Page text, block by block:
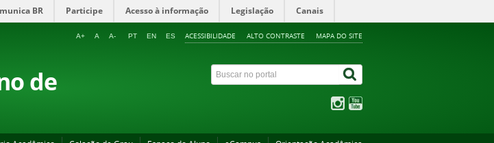
BR Participe Acesso à informação Legislação Canais
ACESSIBILIDADE ALTO CONTRASTE MAPA DO SITE
A+ A A- PT EN ES
de